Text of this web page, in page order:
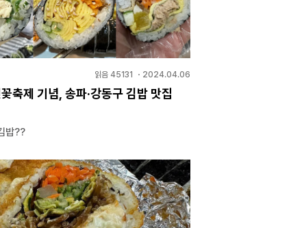
읽음 45131 ・ 2024.04.06
축제 기념, 송파·강동구 김밥 맛집
밥??